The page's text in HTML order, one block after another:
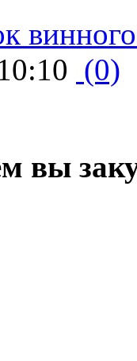
(0)
вы